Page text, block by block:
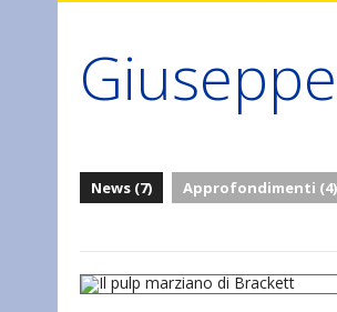
GLI ANNI DI PIETRA
News (7) Approfondimenti (4)